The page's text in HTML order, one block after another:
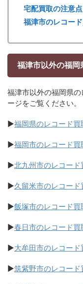
宅配買取の注意点
福津市のレコー
福津市以外の福岡
福津市以外の福岡県
ージをご覧ください。
▶福岡県のレコード買
▶福岡市のレコード買
▶北九州市のレコード
▶久留米市のレコード
▶飯塚市のレコード買
▶春日市のレコード買
▶大牟田市のレコード
▶筑紫野市のレコード